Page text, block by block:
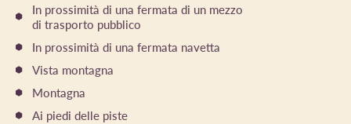
In prossimità di una fermata di un mezzo
di trasporto pubblico
In prossimità di una fermata navetta
Vista montagna
Montagna
Ai piedi delle piste